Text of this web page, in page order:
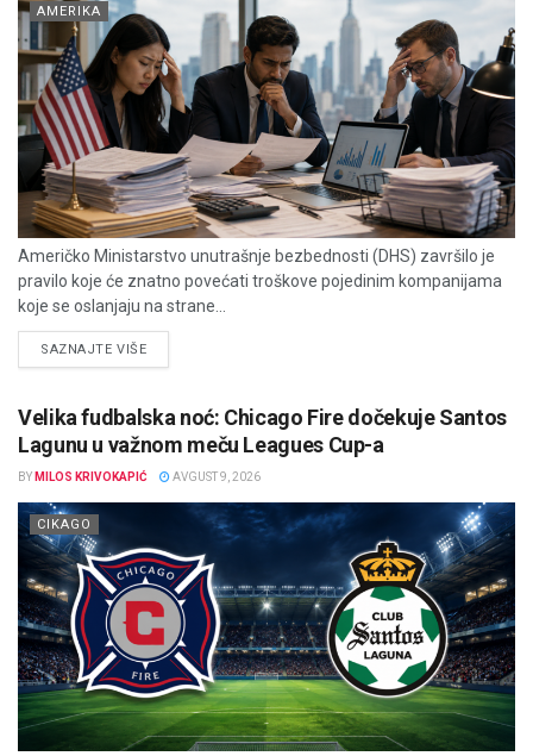
AMERIKA
Američko Ministarstvo unutrašnje bezbednosti (DHS) završilo je
pravilo koje će znatno povećati troškove pojedinim kompanijama
koje se oslanjaju na strane...
SAZNAJTE VIŠEDETAILS
Velika fudbalska noć: Chicago Fire dočekuje Santos
Lagunu u važnom meču Leagues Cup-a
BY MILOS KRIVOKAPIĆ AVGUST 9, 2026
CIKAGO